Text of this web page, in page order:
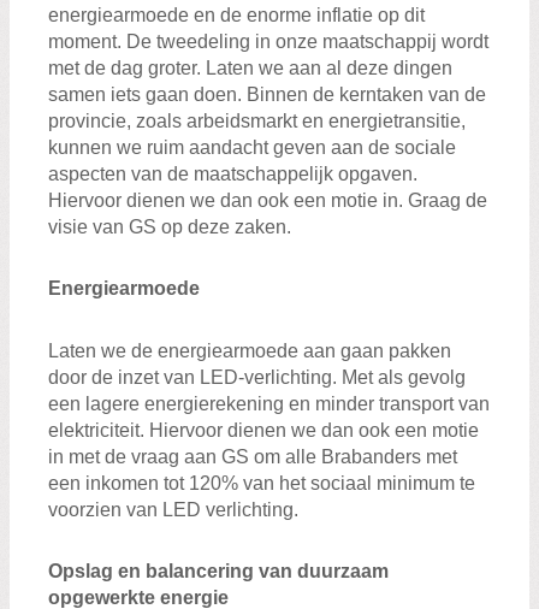
energiearmoede en de enorme inflatie op dit
moment. De tweedeling in onze maatschappij wordt
met de dag groter. Laten we aan al deze dingen
samen iets gaan doen. Binnen de kerntaken van de
provincie, zoals arbeidsmarkt en energietransitie,
kunnen we ruim aandacht geven aan de sociale
aspecten van de maatschappelijk opgaven.
Hiervoor dienen we dan ook een motie in. Graag de
visie van GS op deze zaken.
Energiearmoede
Laten we de energiearmoede aan gaan pakken
door de inzet van LED-verlichting. Met als gevolg
een lagere energierekening en minder transport van
elektriciteit. Hiervoor dienen we dan ook een motie
in met de vraag aan GS om alle Brabanders met
een inkomen tot 120% van het sociaal minimum te
voorzien van LED verlichting.
Opslag en balancering van duurzaam
opgewerkte energie